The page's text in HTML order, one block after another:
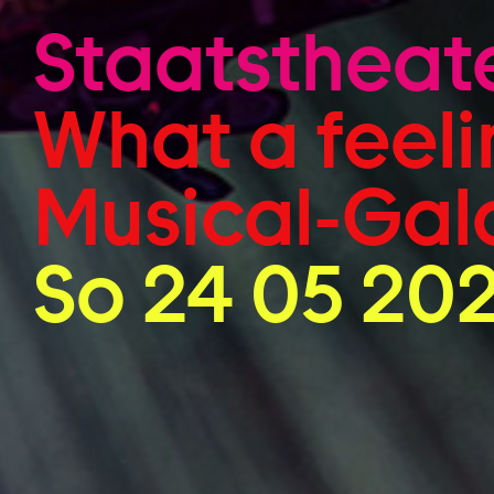
Zum Hauptinhalt springen
What a
Musical-
So 24 05